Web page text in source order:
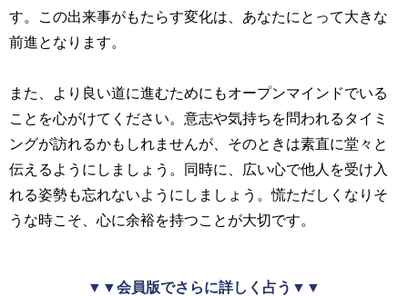
す。この出来事がもたらす変化は、あなたにとって大きな
前進となります。
また、より良い道に進むためにもオープンマインドでいる
ことを心がけてください。意志や気持ちを問われるタイミ
ングが訪れるかもしれませんが、そのときは素直に堂々と
伝えるようにしましょう。同時に、広い心で他人を受け入
れる姿勢も忘れないようにしましょう。慌ただしくなりそ
うな時こそ、心に余裕を持つことが大切です。
▼▼会員版でさらに詳しく占う▼▼